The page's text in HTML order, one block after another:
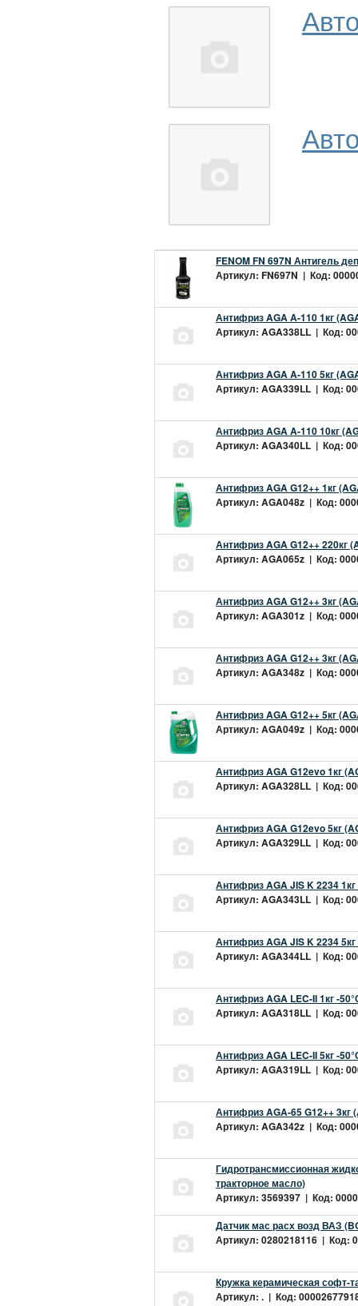
FENOM FN 697N Антигель
Артикул: FN697N | Код:
Антифриз AGA A-110 1кг
Артикул: AGA338LL | Код:
Антифриз AGA A-110 5кг
Артикул: AGA339LL | Код:
Антифриз AGA A-110 10кг
Артикул: AGA340LL | Код:
Антифриз AGA G12++ 1кг
Артикул: AGA048z | Код:
Антифриз AGA G12++ 220кг
Артикул: AGA065z | Код:
Антифриз AGA G12++ 3кг
Артикул: AGA301z | Код:
Антифриз AGA G12++ 3кг
Артикул: AGA348z | Код:
Антифриз AGA G12++ 5кг
Артикул: AGA049z | Код:
Антифриз AGA G12evo 1кг
Артикул: AGA328LL | Код:
Антифриз AGA G12evo 5кг
Артикул: AGA329LL | Код:
Антифриз AGA JIS K 2234
Артикул: AGA343LL | Код:
Антифриз AGA JIS K 2234
Артикул: AGA344LL | Код:
Антифриз AGA LEC-II 1кг -
Артикул: AGA318LL | Код:
Антифриз AGA LEC-II 5кг -
Артикул: AGA319LL | Код:
Антифриз AGA-65 G12++ 3кг
Артикул: AGA342z | Код:
Гидротрансмиссионная
тракторное масло)
Артикул: 3569397 | Код:
Датчик мас расх возд ВАЗ
Артикул: 0280218116 | Код:
Кружка керамическая софт-
Артикул: . | Код: